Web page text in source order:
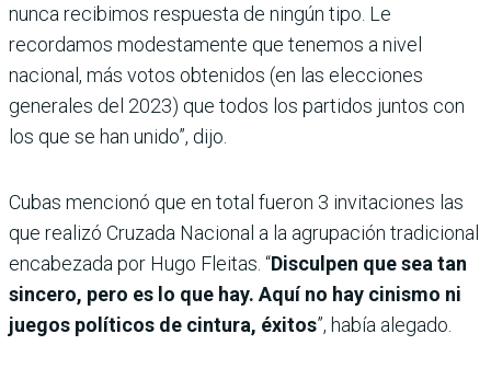
nunca recibimos respuesta de ningún tipo. Le
recordamos modestamente que tenemos a nivel
nacional, más votos obtenidos (en las elecciones
generales del 2023) que todos los partidos juntos con
los que se han unido”, dijo.
Cubas mencionó que en total fueron 3 invitaciones las
que realizó Cruzada Nacional a la agrupación tradicional
encabezada por Hugo Fleitas. “Disculpen que sea tan
sincero, pero es lo que hay. Aquí no hay cinismo ni
juegos políticos de cintura, éxitos”, había alegado.